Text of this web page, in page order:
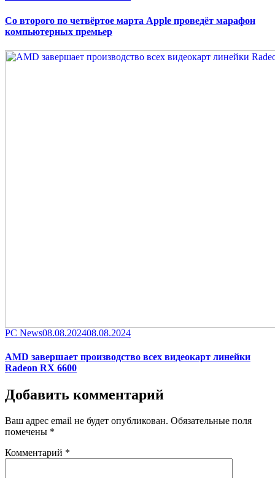
Со второго по четвёртое марта Apple проведёт марафон
компьютерных премьер
Category
PC NewsPosted
08.08.202408.08.2024
AMD завершает производство всех видеокарт линейки
Radeon RX 6600
Добавить комментарий
Ваш адрес email не будет опубликован. Обязательные поля
помечены *
Комментарий *